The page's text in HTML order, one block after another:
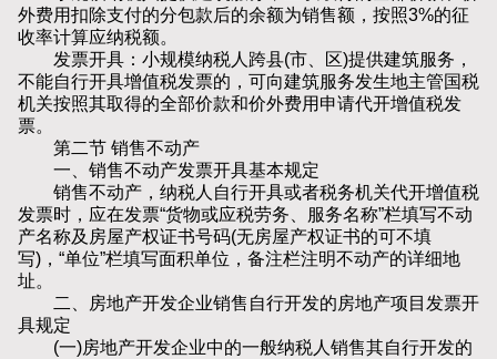
外费用扣除支付的分包款后的余额为销售额，按照3%的征
收率计算应纳税额。
发票开具：小规模纳税人跨县(市、区)提供建筑服务，
不能自行开具增值税发票的，可向建筑服务发生地主管国税
机关按照其取得的全部价款和价外费用申请代开增值税发
票。
第二节 销售不动产
一、销售不动产发票开具基本规定
销售不动产，纳税人自行开具或者税务机关代开增值税
发票时，应在发票“货物或应税劳务、服务名称”栏填写不动
产名称及房屋产权证书号码(无房屋产权证书的可不填
写)，“单位”栏填写面积单位，备注栏注明不动产的详细地
址。
二、房地产开发企业销售自行开发的房地产项目发票开
具规定
(一)房地产开发企业中的一般纳税人销售其自行开发的